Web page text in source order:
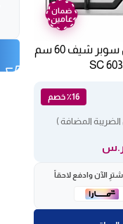
ضمان
عامين
بتوجاز سطحي بلت ان سوبر شيف 60 سم
٪16 خصم
المضافة )
الآن وادفع لاحقاً